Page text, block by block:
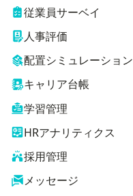
従業員サーベイ
人事評価
配置シミュレーション
キャリア台帳
学習管理
HRアナリティクス
採用管理
メッセージ